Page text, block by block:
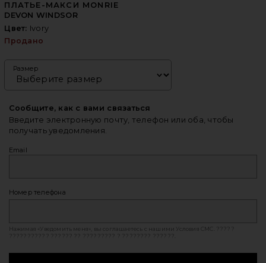
ПЛАТЬЕ-МАКСИ MONRIE
DEVON WINDSOR
Цвет: Ivory
Продано
Размер
Сообщите, как с вами связаться
Введите электронную почту, телефон или оба, чтобы
получать уведомления.
Email
Номер телефона
Нажимая «Уведомить меня», вы соглашаетесь с нашими Условия СМС